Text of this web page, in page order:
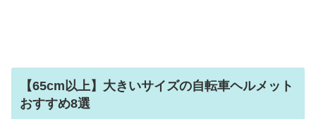
【65cm以上】大きいサイズの自転車ヘルメット
おすすめ8選